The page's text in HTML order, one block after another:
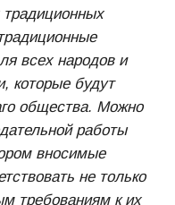
традиционных
всех народов и
которые будут
общества. Можно
работы
вносимые
не только
требованиям к их